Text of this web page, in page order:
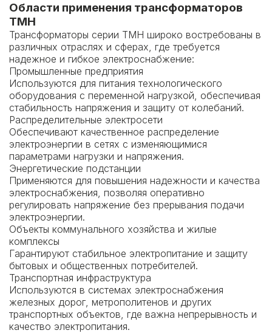
Области применения трансформаторов
ТМН
Трансформаторы серии ТМН широко востребованы в
различных отраслях и сферах, где требуется
надежное и гибкое электроснабжение:
Промышленные предприятия
Используются для питания технологического
оборудования с переменной нагрузкой, обеспечивая
стабильность напряжения и защиту от колебаний.
Распределительные электросети
Обеспечивают качественное распределение
электроэнергии в сетях с изменяющимися
параметрами нагрузки и напряжения.
Энергетические подстанции
Применяются для повышения надежности и качества
электроснабжения, позволяя оперативно
регулировать напряжение без прерывания подачи
электроэнергии.
Объекты коммунального хозяйства и жилые
комплексы
Гарантируют стабильное электропитание и защиту
бытовых и общественных потребителей.
Транспортная инфраструктура
Используются в системах электроснабжения
железных дорог, метрополитенов и других
транспортных объектов, где важна непрерывность и
качество электропитания.